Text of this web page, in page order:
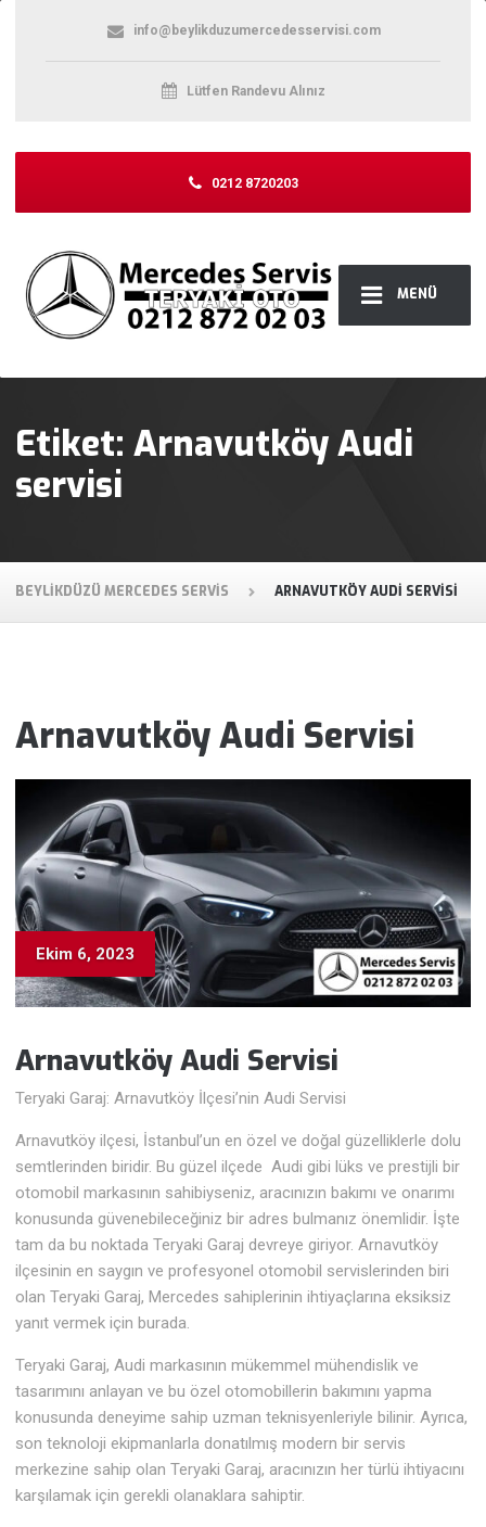
MENÜ
info@beylikduzumercedesservisi.com
Lütfen Randevu Alınız
0212 8720203
Etiket:Arnavutköy Audi
servisi
BEYLIKDÜZÜ MERCEDES SERVIS ARNAVUTKÖY AUDI SERVISI
Arnavutköy Audi Servisi
Ekim 6, 2023
Arnavutköy Audi Servisi
Teryaki Garaj: Arnavutköy İlçesi’nin Audi Servisi
Arnavutköy ilçesi, İstanbul’un en özel ve doğal güzelliklerle dolu
semtlerinden biridir. Bu güzel ilçede Audi gibi lüks ve prestijli bir
otomobil markasının sahibiyseniz, aracınızın bakımı ve onarımı
konusunda güvenebileceğiniz bir adres bulmanız önemlidir. İşte
tam da bu noktada Teryaki Garaj devreye giriyor. Arnavutköy
ilçesinin en saygın ve profesyonel otomobil servislerinden biri
olan Teryaki Garaj, Mercedes sahiplerinin ihtiyaçlarına eksiksiz
yanıt vermek için burada.
Teryaki Garaj, Audi markasının mükemmel mühendislik ve
tasarımını anlayan ve bu özel otomobillerin bakımını yapma
konusunda deneyime sahip uzman teknisyenleriyle bilinir. Ayrıca,
son teknoloji ekipmanlarla donatılmış modern bir servis
merkezine sahip olan Teryaki Garaj, aracınızın her türlü ihtiyacını
karşılamak için gerekli olanaklara sahiptir.